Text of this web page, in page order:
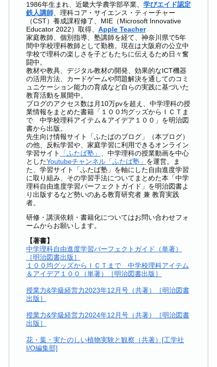
1986年生まれ、近畿大学農学部卒業、 学びエイド認定
鉄人講師、理科コア・サイエンス・ティーチャー
（CST）養成課程修了、MIE（Microsoft Innovative
Educator 2022）取得、 Apple Teacher
家庭教師、個別指導、塾講師を経て、神奈川県で5年
間中学校理科教師として勤務。現在は大阪府の公立中
学校で理科の楽しさを子どもたちに伝えるため日々奮
闘中。
教材や教具、デジタル教材の開発、効果的なICT機器
の活用方法、カードゲームや問題解決を通してのコミ
ュニケーション能力の育成など自らの実践に基づいた
教育活動を展開中。
ブログのアクセス数は月10万pvを超え、中学理科の授
業情報をまとめた書籍「１００均グッズからＩＣＴま
で 中学校理科アイテム＆アイデア１００」を明治図
書から出版。
先生向け情報サイト「ふたばのブログ」（本ブログ）
の他、反転学習や、家庭学習に利用できるオンライン
学習サイト
「ふたば塾」
、中学理科の授業動画を中心
としたYoutubeチャンネル「ふたば塾」 を運営。ま
た、学習サイト「ふたば塾」を軸にした自由進度学習
に取り組み、その学習手法についてまとめた本「中学
理科自由進度学習パーフェクトガイド」を明治図書よ
り出版するなど勢いのある教育研究者 兼 教育実践
者。
研修・講演依頼・書籍化についてはお問い合わせフォ
ームからお願いします。
【著書】
中学理科自由進度学習パーフェクトガイド（単著）
［明治図書出版］
１００均グッズからＩＣＴまで 中学校理科アイテム
＆アイデア１００（単著）［明治図書出版］
授業力&学級経営力2023年12月号（共著）［明治図書
出版］
授業力&学級経営力2024年12月号（共著）［明治図書
出版］
花・葉・実たのしい植物実験と観察（共著）[工学社
I/O編集部]